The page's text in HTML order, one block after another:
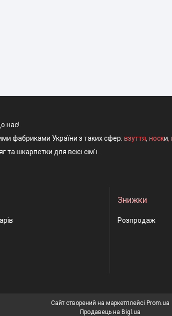
нас!
фабриками України з таких сфер: взуття, носки,
та шкарпетки для всієї сім'ї.
Знижки
Розпродаж
Сайт створений на маркетплейсі Prom.ua
Продавець на Bigl.ua